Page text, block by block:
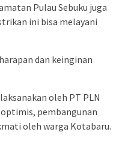
Pulau Sebuku juga
ini bisa melayani
dan keinginan
oleh PT PLN
optimis, pembangunan
oleh warga Kotabaru.